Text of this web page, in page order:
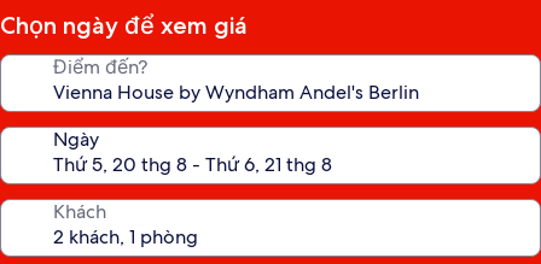
4.5
sao
Chọn ngày để xem giá
Điểm đến?
Ngày
Khách